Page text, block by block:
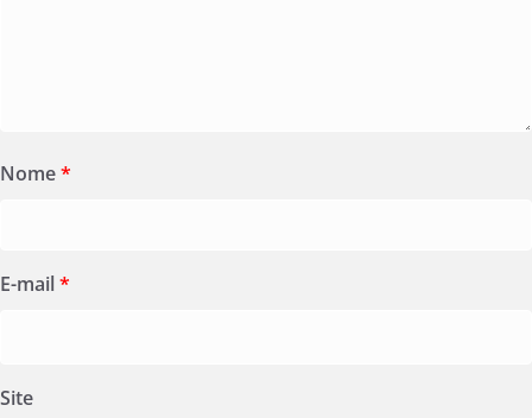
Nome*
E-mail*
Site